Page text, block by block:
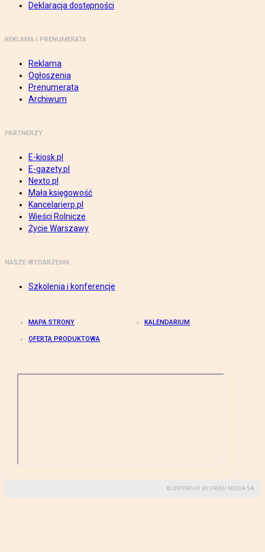
Deklaracja dostępności
REKLAMA I PRENUMERATA
Reklama
Ogłoszenia
Prenumerata
Archiwum
PARTNERZY
E-kiosk.pl
E-gazety.pl
Nexto.pl
Mała księgowość
Kancelarierp.pl
Wieści Rolnicze
Życie Warszawy
NASZE WYDARZENIA
Szkolenia i konferencje
MAPA STRONY KALENDARIUM
OFERTA PRODUKTOWA
© COPYRIGHT BY GREMI MEDIA SA